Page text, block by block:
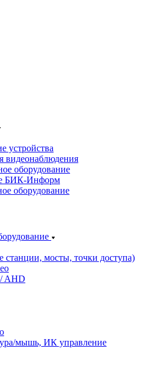
устройства
видеонаблюдения
оборудование
БИК-Информ
оборудование
станции, мосты, точки доступа)
AHD
мышь, ИК управление